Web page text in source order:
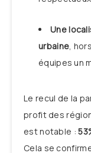
Une
urbaine,
équipes un
Le recul de la
profit des
est notable :
Cela se